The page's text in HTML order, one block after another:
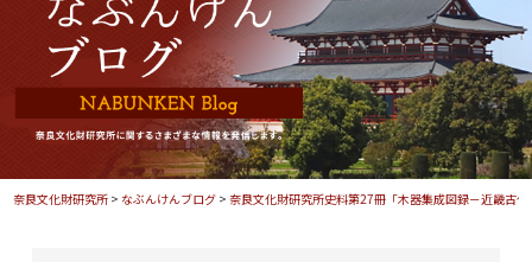
奈良文化財研究所 > なぶんけんブログ >奈良文化財研究所史料第27冊「木器集成図録－近畿古代